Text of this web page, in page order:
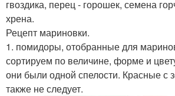
гвоздика, перец - горошек, семена
хрена.
Рецепт мариновки.
1. помидоры, отобранные для
сортируем по величине, форме и
они были одной спелости. Красные с
также не следует.